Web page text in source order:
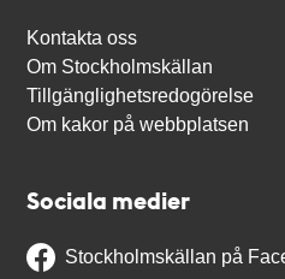
Kontakta oss
Om Stockholmskällan
Tillgänglighetsredogörelse
Om kakor på webbplatsen
Sociala medier
Stockholmskällan på